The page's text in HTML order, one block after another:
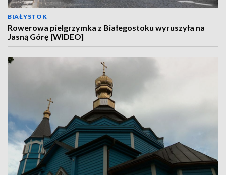
BIAŁYSTOK
Rowerowa pielgrzymka z Białegostoku wyruszyła na
Jasną Górę [WIDEO]